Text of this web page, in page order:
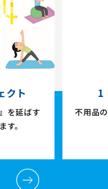
クト
を延ばす
。
1
不用品